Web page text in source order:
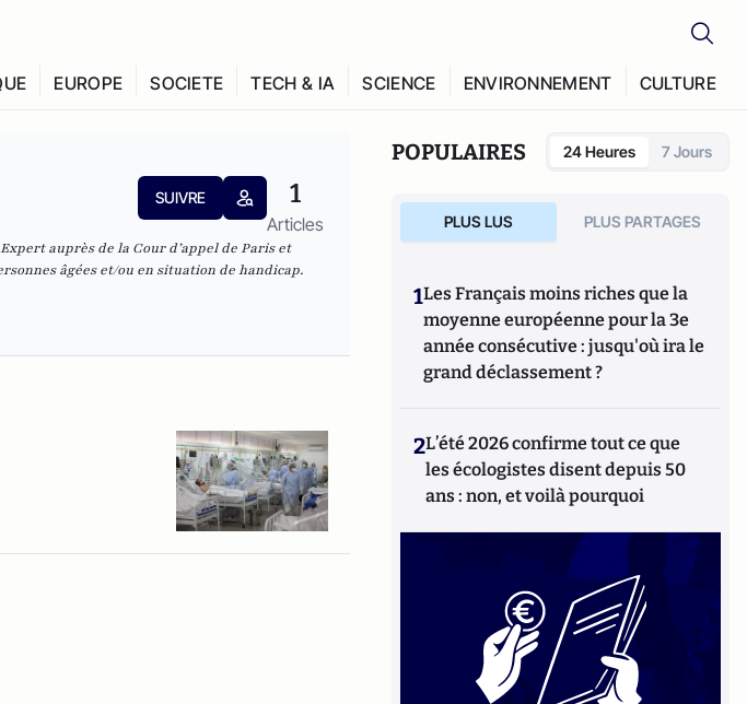
EUROPE SOCIETE TECH & IA SCIENCE ENVIRONNEMENT CULTURE
SUIVRE 1
Articles
auprès de la Cour d’appel de Paris et
âgéeset/ou en situation de handicap.
POPULAIRES 24 Heures 7 Jours
PLUS LUS PLUS PARTAGES
1Les Français moins riches que la
moyenne européenne pour la 3e
année consécutive : jusqu'où ira le
grand déclassement ?
2L’été 2026 confirme tout ce que
les écologistes disent depuis 50
ans : non, et voilà pourquoi